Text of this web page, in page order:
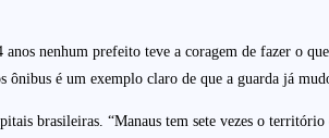
nenhum prefeito teve a coragem de fazer o
é um exemplo claro de que a guarda já
brasileiras. “Manaus tem sete vezes o